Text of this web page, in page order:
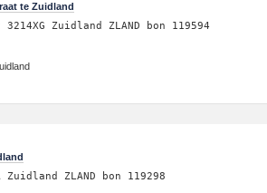
te Zuidland
Zuidland ZLAND bon 119594
ZLAND bon 119298